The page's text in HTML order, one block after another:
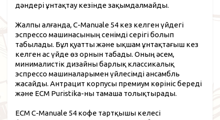
дәндері ұнтақтау кезінде зақымдалмайды.
Жалпы алғанда, C-Manuale 54 кез келген үйдегі
эспрессо машинасының сенімді серігі болып
табылады. Бұл қуатты және ықшам ұнтақтағыш кез
келген ас үйде өз орнын табады. Оның әсем,
минималистік дизайны барлық классикалық
эспрессо машиналарымен үйлесімді ансамбль
жасайды. Антрацит корпусы премиум көрініс береді
және ECM Puristika-ны тамаша толықтырады.
ECM C-Manuale 54 кофе тартқышы келесі